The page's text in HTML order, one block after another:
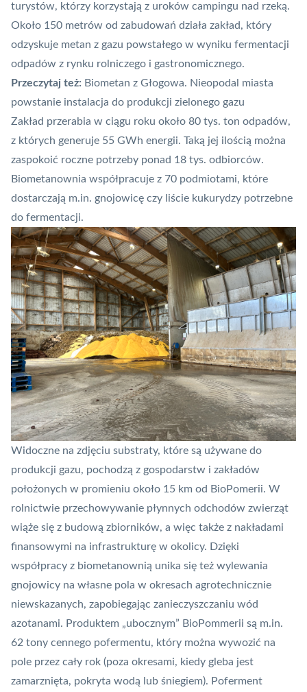
turystów, którzy korzystają z uroków campingu nad rzeką.
Około 150 metrów od zabudowań działa zakład, który
odzyskuje metan z gazu powstałego w wyniku fermentacji
odpadów z rynku rolniczego i gastronomicznego.
Przeczytaj też: Biometan z Głogowa. Nieopodal miasta
powstanie instalacja do produkcji zielonego gazu
Zakład przerabia w ciągu roku około 80 tys. ton odpadów,
z których generuje 55 GWh energii. Taką jej ilością można
zaspokoić roczne potrzeby ponad 18 tys. odbiorców.
Biometanownia współpracuje z 70 podmiotami, które
dostarczają m.in. gnojowicę czy liście kukurydzy potrzebne
do fermentacji.
Widoczne na zdjęciu substraty, które są używane do
produkcji gazu, pochodzą z gospodarstw i zakładów
położonych w promieniu około 15 km od BioPomerii. W
rolnictwie przechowywanie płynnych odchodów zwierząt
wiąże się z budową zbiorników, a więc także z nakładami
finansowymi na infrastrukturę w okolicy. Dzięki
współpracy z biometanownią unika się też wylewania
gnojowicy na własne pola w okresach agrotechnicznie
niewskazanych, zapobiegając zanieczyszczaniu wód
azotanami. Produktem „ubocznym” BioPommerii są m.in.
62 tony cennego pofermentu, który można wywozić na
pole przez cały rok (poza okresami, kiedy gleba jest
zamarznięta, pokryta wodą lub śniegiem). Poferment